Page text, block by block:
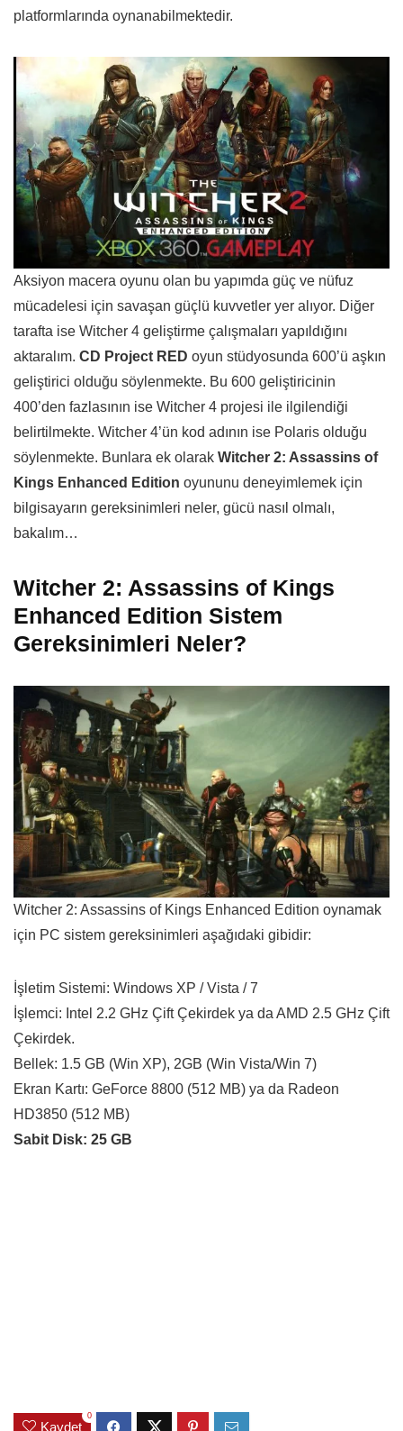
platformlarında oynanabilmektedir.
Aksiyon macera oyunu olan bu yapımda güç ve nüfuz
mücadelesi için savaşan güçlü kuvvetler yer alıyor. Diğer
tarafta ise Witcher 4 geliştirme çalışmaları yapıldığını
aktaralım. CD Project RED oyun stüdyosunda 600’ü aşkın
geliştirici olduğu söylenmekte. Bu 600 geliştiricinin
400’den fazlasının ise Witcher 4 projesi ile ilgilendiği
belirtilmekte. Witcher 4’ün kod adının ise Polaris olduğu
söylenmekte. Bunlara ek olarak Witcher 2: Assassins of
Kings Enhanced Edition oyununu deneyimlemek için
bilgisayarın gereksinimleri neler, gücü nasıl olmalı,
bakalım…
Witcher 2: Assassins of Kings
Enhanced Edition Sistem
Gereksinimleri Neler?
Witcher 2: Assassins of Kings Enhanced Edition oynamak
için PC sistem gereksinimleri aşağıdaki gibidir:
İşletim Sistemi: Windows XP / Vista / 7
İşlemci: Intel 2.2 GHz Çift Çekirdek ya da AMD 2.5 GHz Çift
Çekirdek.
Bellek: 1.5 GB (Win XP), 2GB (Win Vista/Win 7)
Ekran Kartı: GeForce 8800 (512 MB) ya da Radeon
HD3850 (512 MB)
Sabit Disk: 25 GB
Kaydet
0